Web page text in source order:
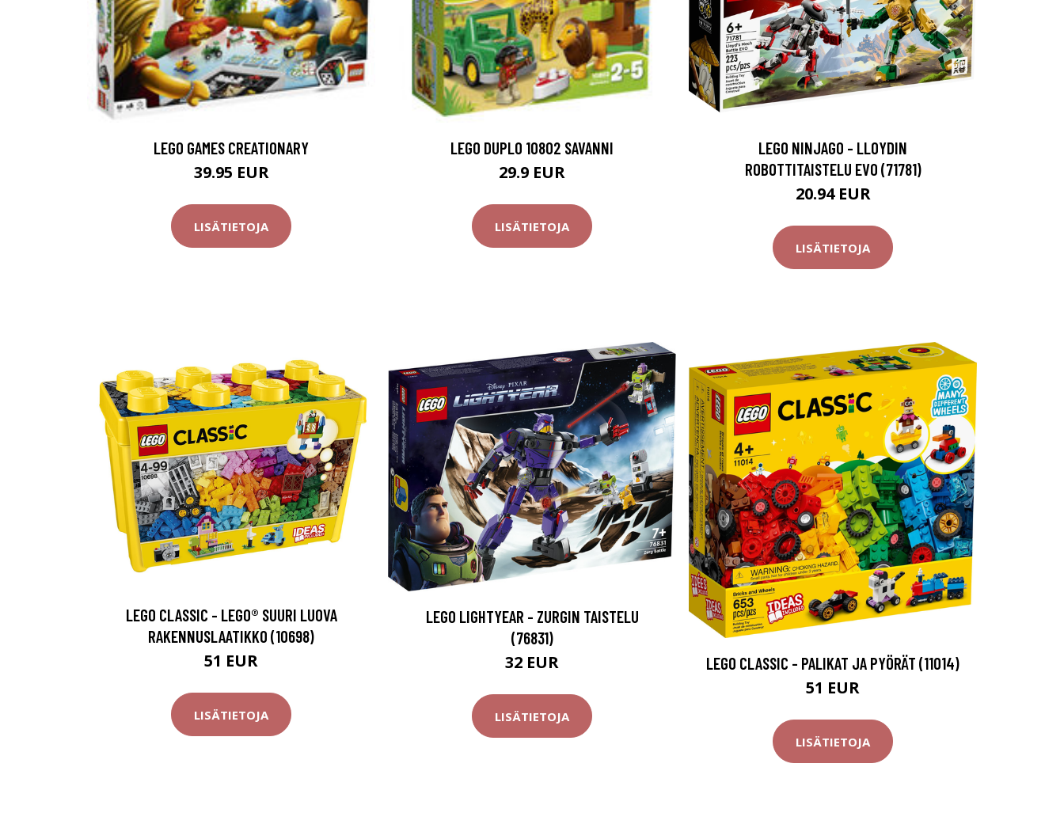
LEGO GAMES CREATIONARY
39.95 EUR
LISÄTIETOJA
LEGO DUPLO 10802 SAVANNI
29.9 EUR
LISÄTIETOJA
LEGO NINJAGO - LLOYDIN
ROBOTTITAISTELU EVO (71781)
20.94 EUR
LISÄTIETOJA
LEGO CLASSIC - LEGO® SUURI LUOVA
RAKENNUSLAATIKKO (10698)
51 EUR
LISÄTIETOJA
LEGO LIGHTYEAR - ZURGIN TAISTELU
(76831)
32 EUR
LISÄTIETOJA
LEGO CLASSIC - PALIKAT JA PYÖRÄT (11014)
51 EUR
LISÄTIETOJA